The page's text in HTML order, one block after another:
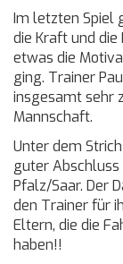
Im letzten Spiel
die Kraft und die
etwas die
ging. Trainer
insgesamt sehr
Mannschaft.
Unter dem
guter Abschluss
Pfalz/Saar. Der
den Trainer für
Eltern, die die
haben!!